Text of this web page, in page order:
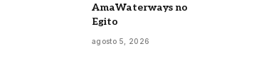
AmaWaterways no
Egito
agosto 5, 2026